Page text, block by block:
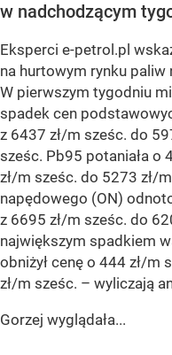
w nadchodzącym
Eksperci e-petrol.pl
na hurtowym rynku paliw
W pierwszym tygodniu
spadek cen
z 6437 zł/m sześc. do
sześc. Pb95 potaniała o
zł/m sześc. do 5273 zł/
napędowego (ON)
z 6695 zł/m sześc. do
największym spadkiem
obniżył cenę o 444 zł/m
zł/m sześc. – wyliczają
Gorzej wyglądała...